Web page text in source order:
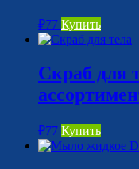
₽77 Купить
Скраб для
₽77 Купить